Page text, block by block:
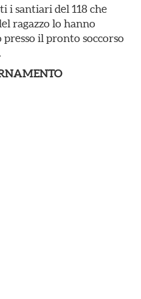
i santiari del 118 che
ragazzo lo hanno
il pronto soccorso